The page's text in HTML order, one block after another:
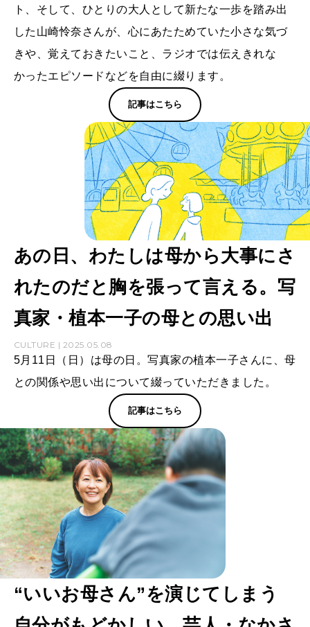
ト、そして、ひとりの大人として新たな一歩を踏み出
した山崎怜奈さんが、心にあたためていた小さな気づ
きや、覚えておきたいこと、ラジオでは伝えきれな
かったエピソードなどを自由に綴ります。
記事はこちら
あの日、わたしは母から大事にさ
れたのだと胸を張って言える。写
真家・植本一子の母との思い出
CULTURE | 2025.05.08
5月11日（日）は母の日。写真家の植本一子さんに、母
との関係や思い出について綴っていただきました。
記事はこちら
“いいお母さん”を演じてしまう